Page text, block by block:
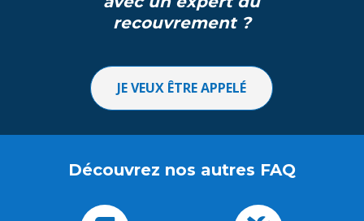
recouvrement ?
JE VEUX ÊTRE APPELÉ
Découvrez nos autres FAQ